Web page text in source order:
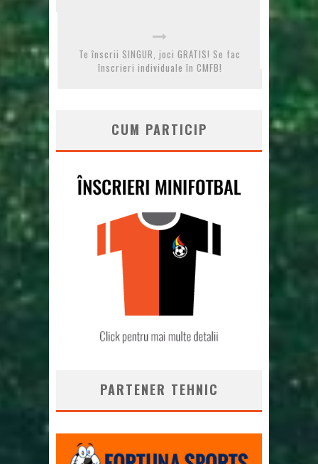
Te înscrii SINGUR, joci GRATIS! Se fac
înscrieri individuale în CMFB!
CUM PARTICIP
PARTENER TEHNIC